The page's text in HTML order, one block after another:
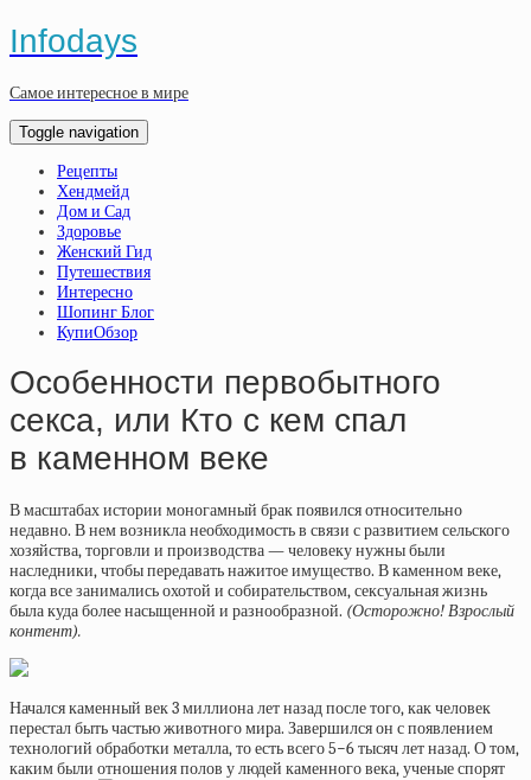
Infodays
Самое интересное в мире
Toggle navigation
Рецепты
Хендмейд
Дом и Сад
Здоровье
Женский Гид
Путешествия
Интересно
Шопинг Блог
КупиОбзор
Особенности первобытного
секса, или Кто с кем спал
в каменном веке
В масштабах истории моногамный брак появился относительно
недавно. В нем возникла необходимость в связи с развитием сельского
хозяйства, торговли и производства — человеку нужны были
наследники, чтобы передавать нажитое имущество. В каменном веке,
когда все занимались охотой и собирательством, сексуальная жизнь
была куда более насыщенной и разнообразной. (Осторожно! Взрослый
контент).
Начался каменный век 3 миллиона лет назад после того, как человек
перестал быть частью животного мира. Завершился он с появлением
технологий обработки металла, то есть всего 5−6 тысяч лет назад. О том,
каким были отношения полов у людей каменного века, ученые спорят